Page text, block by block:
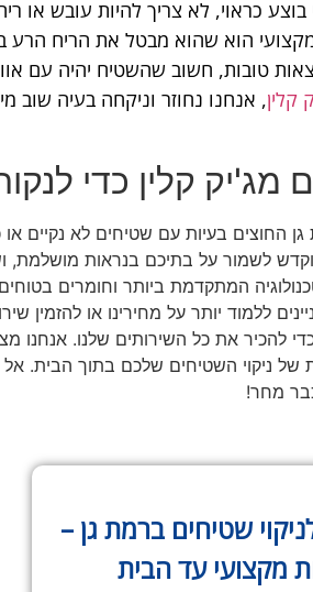
כראוי, לא צריך להיות עובש או
מקצועי הוא שהוא מבטל את הריח הרע
טובות, חשוב שהשטיח יהיה עם
קלין, אנחנו נחוזר וניקחה בעיה שוב
מג'יק קלין כדי
החוצים בעיות עם שטיחים לא נקיים או
לשמור על בתיכם בנראות מושלמת,
המתקדמת ביותר וחומרים
ללמוד יותר על מחירינו או להזמין
להכיר את כל השירותים שלנו. אנחנו
של ניקוי השטיחים שלכם בתוך הבית.
מחר!
שטיחים ברמת גן –
מקצועי עד הבית